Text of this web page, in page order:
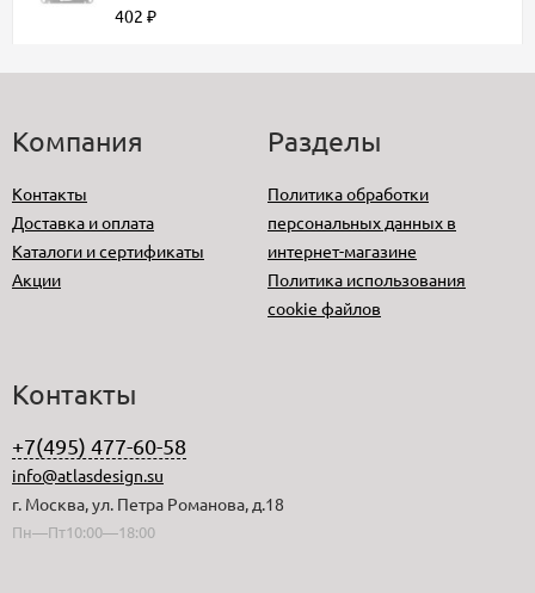
402 ₽
Компания
Контакты
Доставка и оплата
Каталоги и сертификаты
Акции
Разделы
Политика обработки
персональных данных в
интернет-магазине
Политика использования
cookie файлов
Контакты
+7(495) 477-60-58
info@atlasdesign.su
г. Москва, ул. Петра Романова, д.18
Пн—Пт10:00—18:00